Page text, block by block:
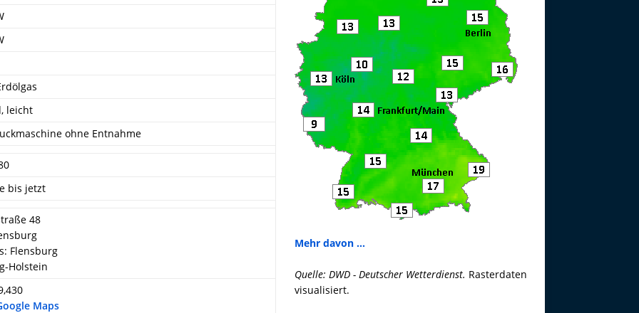
leicht
ohne Entnahme
bis jetzt
48
Flensburg
Holstein
Maps
Mehr davon ...
Quelle: DWD - Deutscher Wetterdienst. Rasterdaten
visualisiert.